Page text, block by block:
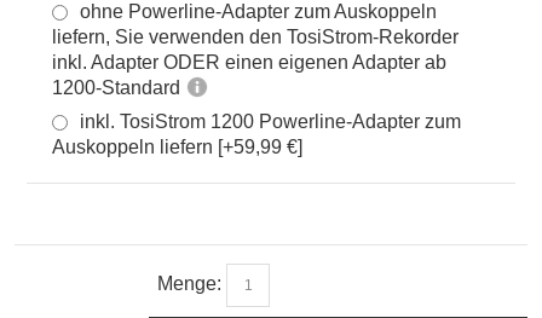
ohne Powerline-Adapter zum Auskoppeln
liefern, Sie verwenden den TosiStrom-Rekorder
inkl. Adapter ODER einen eigenen Adapter ab
1200-Standard
inkl. TosiStrom 1200 Powerline-Adapter zum
Auskoppeln liefern [+59,99 €]
Menge: